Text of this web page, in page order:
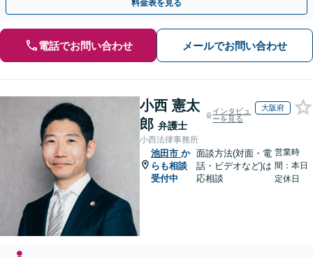
料金表を見る
電話でお問い合わせ メールでお問い合わせ
小西 憲太
郎 弁護士
インタビュ
ーを見る
大阪府
小西法律事務所
池田市 か
らも相談
受付中
面談方法(対面・電
話・ビデオなど)は
応相談
営業時
間：本日
定休日